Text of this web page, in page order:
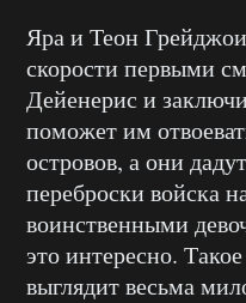
Яра и Теон Грейджои
скорости первыми
Дейенерис и
поможет им
островов, а они
переброски войска
воинственными
это интересно.
выглядит весьма